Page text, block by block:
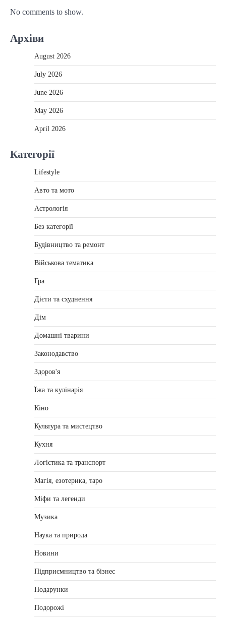
No comments to show.
Архіви
August 2026
July 2026
June 2026
May 2026
April 2026
Категорії
Lifestyle
Авто та мото
Астрологія
Без категорії
Будівництво та ремонт
Військова тематика
Гра
Дієти та схуднення
Дім
Домашні тварини
Законодавство
Здоров'я
Їжа та кулінарія
Кіно
Культура та мистецтво
Кухня
Логістика та транспорт
Магія, езотерика, таро
Міфи та легенди
Музика
Наука та природа
Новини
Підприємництво та бізнес
Подарунки
Подорожі